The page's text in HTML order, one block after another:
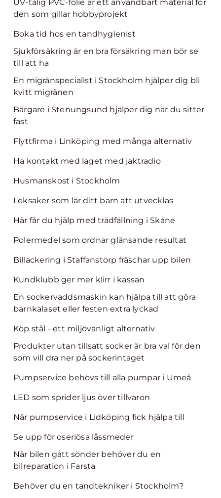
UV-tålig PVC-folie är ett användbart material för
den som gillar hobbyprojekt
Boka tid hos en tandhygienist
Sjukförsäkring är en bra försäkring man bör se
till att ha
En migränspecialist i Stockholm hjälper dig bli
kvitt migränen
Bärgare i Stenungsund hjälper dig när du sitter
fast
Flyttfirma i Linköping med många alternativ
Ha kontakt med laget med jaktradio
Husmanskost i Stockholm
Leksaker som lär ditt barn att utvecklas
Här får du hjälp med trädfällning i Skåne
Polermedel som ordnar glänsande resultat
Billackering i Staffanstorp fräschar upp bilen
Kundklubb ger mer klirr i kassan
En sockervaddsmaskin kan hjälpa till att göra
barnkalaset eller festen extra lyckad
Köp stål - ett miljövänligt alternativ
Produkter utan tillsatt socker är bra val för den
som vill dra ner på sockerintaget
Pumpservice behövs till alla pumpar i Umeå
LED som sprider ljus över tillvaron
När pumpservice i Lidköping fick hjälpa till
Se upp för oseriösa låssmeder
När bilen gått sönder behöver du en
bilreparation i Farsta
Behöver du en tandtekniker i Stockholm?